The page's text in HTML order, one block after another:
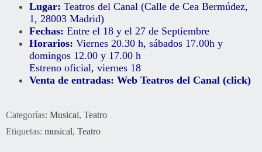
Lugar: Teatros del Canal (Calle de Cea Bermúdez,
1, 28003 Madrid)
Fechas: Entre el 18 y el 27 de Septiembre
Horarios: Viernes 20.30 h, sábados 17.00h y
domingos 12.00 y 17.00 h
Estreno oficial, viernes 18
Venta de entradas: Web Teatros del Canal (click)
Categorías: Musical, Teatro
Etiquetas: musical, Teatro